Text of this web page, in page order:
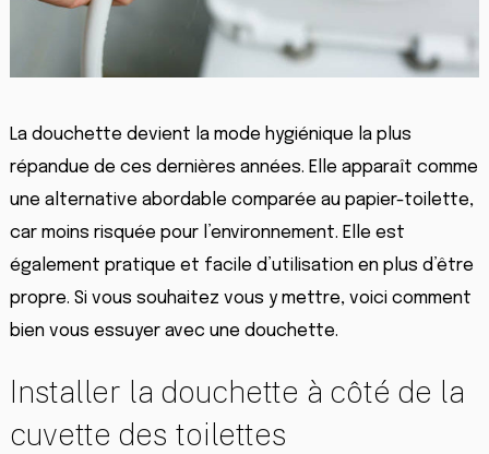
La douchette devient la mode hygiénique la plus
répandue de ces dernières années. Elle apparaît comme
une alternative abordable comparée au papier-toilette,
car moins risquée pour l’environnement. Elle est
également pratique et facile d’utilisation en plus d’être
propre. Si vous souhaitez vous y mettre, voici comment
bien vous essuyer avec une douchette.
Installer la douchette à côté de la
cuvette des toilettes